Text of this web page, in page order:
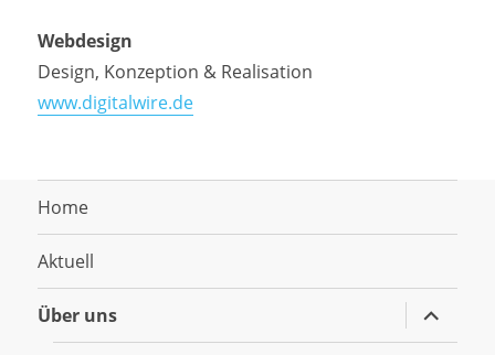
Webdesign
Design, Konzeption & Realisation
www.digitalwire.de
Home
Aktuell
Über uns anzeigen